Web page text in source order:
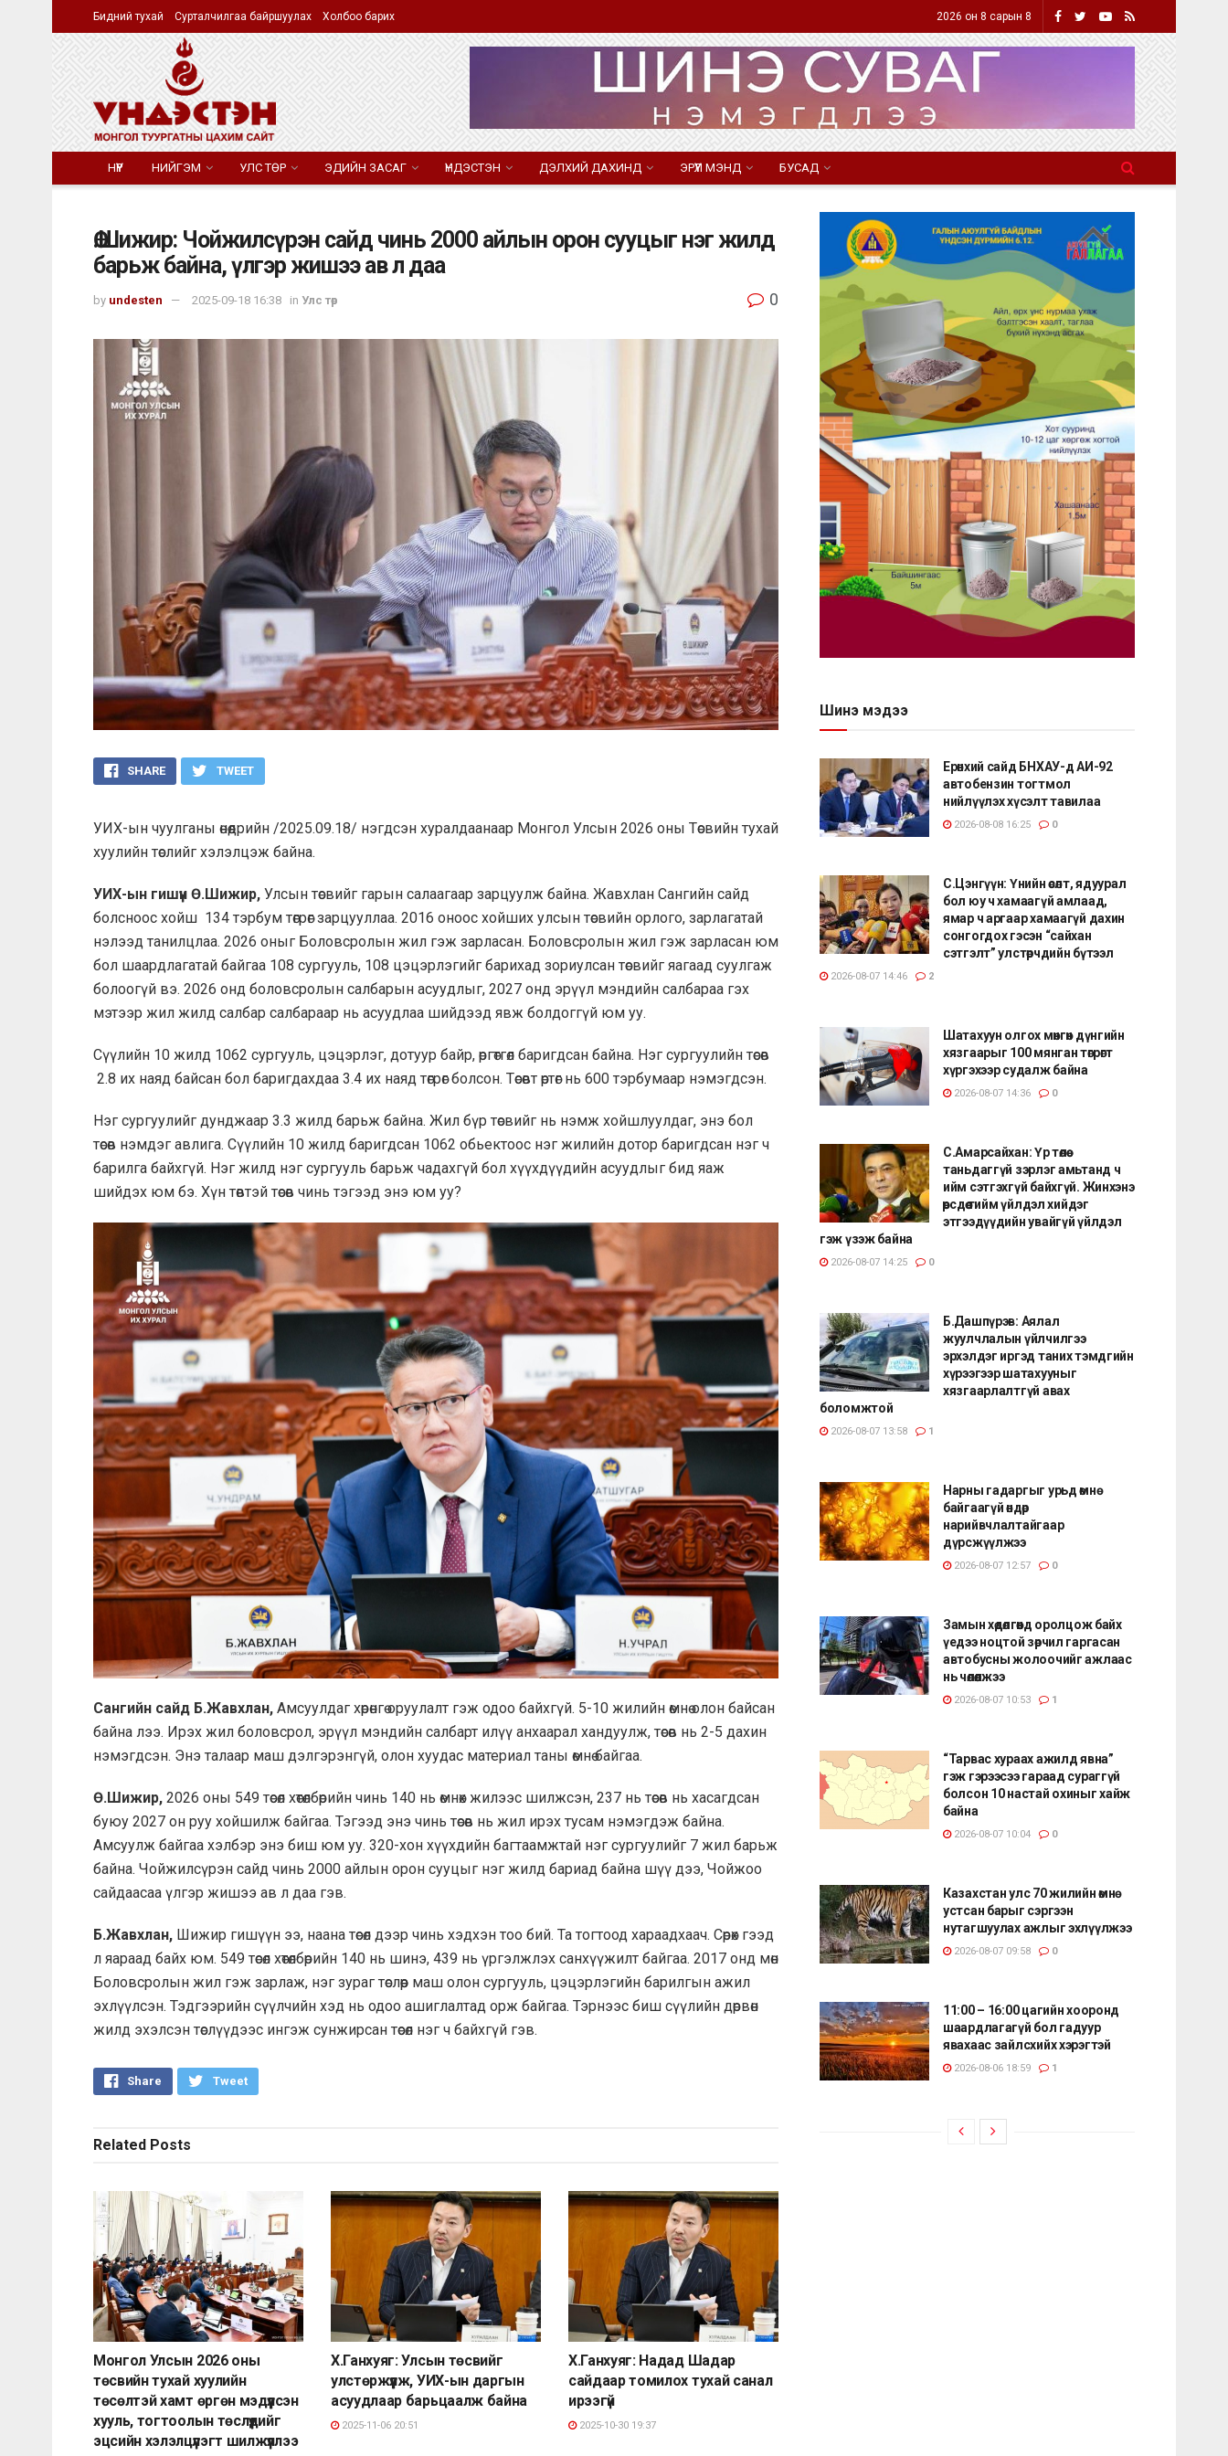
Бидний тухай Сурталчилгаа байршуулах Холбоо барих 2026 он 8 сарын 8
НҮҮР НИЙГЭМ УЛС ТӨР ЭДИЙН ЗАСАГ ҮНДЭСТЭН ДЭЛХИЙ ДАХИНД ЭРҮҮЛ МЭНД БУСАД
Ө.Шижир: Чойжилсүрэн сайд чинь 2000 айлын орон сууцыг нэг жилд
барьж байна, үлгэр жишээ ав л даа
by undesten 2025-09-18 16:38 in Улс төр 0
SHARE TWEET
УИХ-ын чуулганы өнөөдрийн /2025.09.18/ нэгдсэн хуралдаанаар Монгол Улсын 2026 оны Төсвийн тухай
хуулийн төслийг хэлэлцэж байна.
УИХ-ын гишүүн Ө.Шижир, Улсын төсвийг гарын салаагаар зарцуулж байна. Жавхлан Сангийн сайд
болсноос хойш 134 тэрбум төгрөг зарцууллаа. 2016 оноос хойших улсын төсвийн орлого, зарлагатай
нэлээд танилцлаа. 2026 оныг Боловсролын жил гэж зарласан. Боловсролын жил гэж зарласан юм
бол шаардлагатай байгаа 108 сургууль, 108 цэцэрлэгийг барихад зориулсан төсвийг яагаад суулгаж
болоогүй вэ. 2026 онд боловсролын салбарын асуудлыг, 2027 онд эрүүл мэндийн салбараа гэх
мэтээр жил жилд салбар салбараар нь асуудлаа шийдээд явж болдоггүй юм уу.
Сүүлийн 10 жилд 1062 сургууль, цэцэрлэг, дотуур байр, өргөтгөл баригдсан байна. Нэг сургуулийн төсөв
2.8 их наяд байсан бол баригдахдаа 3.4 их наяд төгрөг болсон. Төсөвт өртөг нь 600 тэрбумаар нэмэгдсэн.
Нэг сургуулийг дунджаар 3.3 жилд барьж байна. Жил бүр төсвийг нь нэмж хойшлуулдаг, энэ бол
төсөв нэмдэг авлига. Сүүлийн 10 жилд баригдсан 1062 обьектоос нэг жилийн дотор баригдсан нэг ч
барилга байхгүй. Нэг жилд нэг сургууль барьж чадахгүй бол хүүхдүүдийн асуудлыг бид яаж
шийдэх юм бэ. Хүн төвтэй төсөв чинь тэгээд энэ юм уу?
Сангийн сайд Б.Жавхлан, Амсуулдаг хөрөнгө оруулалт гэж одоо байхгүй. 5-10 жилийн өмнө олон байсан
байна лээ. Ирэх жил боловсрол, эрүүл мэндийн салбарт илүү анхаарал хандуулж, төсөв нь 2-5 дахин
нэмэгдсэн. Энэ талаар маш дэлгэрэнгүй, олон хуудас материал таны өмнө байгаа.
Ө.Шижир, 2026 оны 549 төсөл хөтөлбөрийн чинь 140 нь өмнөх жилээс шилжсэн, 237 нь төсөв нь хасагдсан
буюу 2027 он руу хойшилж байгаа. Тэгээд энэ чинь төсөв нь жил ирэх тусам нэмэгдэж байна.
Амсуулж байгаа хэлбэр энэ биш юм уу. 320-хон хүүхдийн багтаамжтай нэг сургуулийг 7 жил барьж
байна. Чойжилсүрэн сайд чинь 2000 айлын орон сууцыг нэг жилд бариад байна шүү дээ, Чойжоо
сайдаасаа үлгэр жишээ ав л даа гэв.
Б.Жавхлан, Шижир гишүүн ээ, наана төсөл дээр чинь хэдхэн тоо бий. Та тогтоод хараадхаач. Сөрөх гээд
л яараад байх юм. 549 төсөл хөтөлбөрийн 140 нь шинэ, 439 нь үргэлжлэх санхүүжилт байгаа. 2017 онд мөн
Боловсролын жил гэж зарлаж, нэг зураг төслөөр маш олон сургууль, цэцэрлэгийн барилгын ажил
эхлүүлсэн. Тэдгээрийн сүүлчийн хэд нь одоо ашиглалтад орж байгаа. Тэрнээс биш сүүлийн дөрвөн
жилд эхэлсэн төслүүдээс ингэж сунжирсан төсөл нэг ч байхгүй гэв.
Share Tweet
Related Posts
Монгол Улсын 2026 оны
төсвийн тухай хуулийн
төсөлтэй хамт өргөн мэдүүлсэн
хууль, тогтоолын төслүүдийг
эцсийн хэлэлцүүлэгт шилжүүллээ
Х.Ганхуяг: Улсын төсвийг
улстөржүүлж, УИХ-ын даргын
асуудлаар барьцаалж байна
2025-11-06 20:51
Х.Ганхуяг: Надад Шадар
сайдаар томилох тухай санал
ирээгүй
2025-10-30 19:37
Шинэ мэдээ
Ерөнхий сайд БНХАУ-д АИ-92
автобензин тогтмол
нийлүүлэх хүсэлт тавилаа
2026-08-08 16:25 0
С.Цэнгүүн: Үнийн өсөлт, ядуурал
бол юу ч хамаагүй амлаад,
ямар ч аргаар хамаагүй дахин
сонгогдох гэсэн “сайхан
сэтгэлт” улстөрчдийн бүтээл
2026-08-07 14:46 2
Шатахуун олгох мөнгөн дүнгийн
хязгаарыг 100 мянган төгрөгт
хүргэхээр судалж байна
2026-08-07 14:36 0
С.Амарсайхан: Үр төлөө
таньдаггүй зэрлэг амьтанд ч
ийм сэтгэхгүй байхгүй. Жинхэнэ
өөрсдөө тийм үйлдэл хийдэг
этгээдүүдийн увайгүй үйлдэл
гэж үзэж байна
2026-08-07 14:25 0
Б.Дашпүрэв: Аялал
жуулчлалын үйлчилгээ
эрхэлдэг иргэд таних тэмдгийн
хүрээгээр шатахууныг
хязгаарлалтгүй авах
боломжтой
2026-08-07 13:58 1
Нарны гадаргыг урьд өмнө
байгаагүй өндөр
нарийвчлалтайгаар
дүрсжүүлжээ
2026-08-07 12:57 0
Замын хөдөлгөөнд оролцож байх
үедээ ноцтой зөрчил гаргасан
автобусны жолоочийг ажлаас
нь чөлөөлжээ
2026-08-07 10:53 1
“Тарвас хураах ажилд явна”
гэж гэрээсээ гараад сураггүй
болсон 10 настай охиныг хайж
байна
2026-08-07 10:04 0
Казахстан улс 70 жилийн өмнө
устсан барыг сэргээн
нутагшуулах ажлыг эхлүүлжээ
2026-08-07 09:58 0
11:00 – 16:00 цагийн хооронд
шаардлагагүй бол гадуур
явахаас зайлсхийх хэрэгтэй
2026-08-06 18:59 1